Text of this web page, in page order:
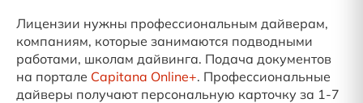
Лицензии нужны профессиональным дайверам,
компаниям, которые занимаются подводными
работами, школам дайвинга. Подача документов
на портале Capitana Online+. Профессиональные
дайверы получают персональную карточку за 1-7